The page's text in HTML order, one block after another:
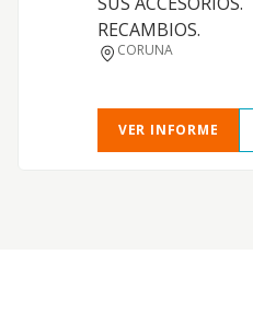
RECAMBIOS.
CORUNA
VER INFORME